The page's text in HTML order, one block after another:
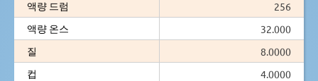
액량 드럼
256
액량 온스
32.000
질
8.0000
컵
4.0000